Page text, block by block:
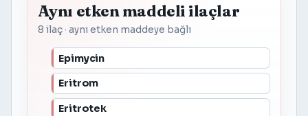
Aynı etken maddeli ilaçlar
8 ilaç · aynı etken maddeye bağlı
Epimycin
Eritrom
Eritrotek